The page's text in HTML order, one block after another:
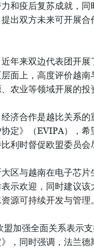
和疫后复苏成就，
出双方未来可开展合
年来双边代表团开
面上，高度评价越
农业等领域开展的投
济合作是越比关系
定》（EVIPA），
利时督促欧盟委员会
区与越南在电子芯
示欢迎，同时建议
源可持续开发与管理。
盟加强全面关系表示
，同时强调，法兰